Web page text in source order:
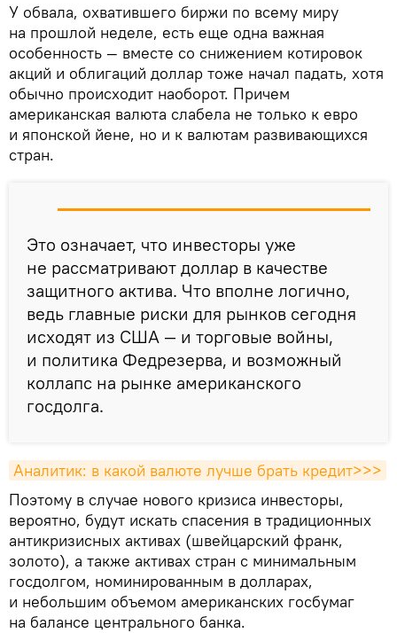
У обвала, охватившего биржи по всему миру
на прошлой неделе, есть еще одна важная
особенность — вместе со снижением котировок
акций и облигаций доллар тоже начал падать, хотя
обычно происходит наоборот. Причем
американская валюта слабела не только к евро
и японской йене, но и к валютам развивающихся
стран.
Это означает, что инвесторы уже
не рассматривают доллар в качестве
защитного актива. Что вполне логично,
ведь главные риски для рынков сегодня
исходят из США — и торговые войны,
и политика Федрезерва, и возможный
коллапс на рынке американского
госдолга.
Аналитик: в какой валюте лучше брать кредит>>>
Поэтому в случае нового кризиса инвесторы,
вероятно, будут искать спасения в традиционных
антикризисных активах (швейцарский франк,
золото), а также активах стран с минимальным
госдолгом, номинированным в долларах,
и небольшим объемом американских госбумаг
на балансе центрального банка.